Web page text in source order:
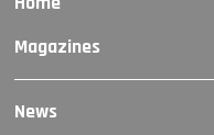
Magazines
News